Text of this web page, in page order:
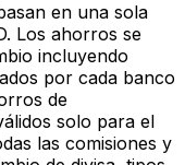
en una sola
Los ahorros se
incluyendo
por cada banco
de
solo para el
las comisiones y